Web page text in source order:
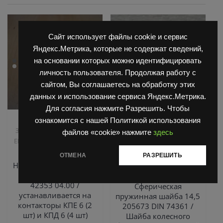
Сайт использует файлы cookie и сервис
Яндекс.Метрика, которые не содержат сведений,
на основании которых можно идентифицировать
личность пользователя. Продолжая работу с
сайтом, Вы соглашаетесь на обработку этих
данных и использование сервиса Яндекс.Метрика.
Для согласия нажмите Разрешить. Чтобы
ознакомится с нашей Политикой использования
файлов «cookie» нажмите здесь
ОТМЕНА РАЗРЕШИТЬ
Запчасти Балканкар ,
Запчасти ЕП 001 / ЕП 006 /
ЕП 011 / ЕС 301
ЕВ 687
Неподвижный контакт
42353 04.00 /
устанавливается на
контакторы КПЕ 6 (2
шт) и КПД 6 (4 шт)
Запчасти Балканкар,
Погрузчик ДВ 1661 , 1621
1794, 1784, 1786,Погрузчик
Сферическая
пружинная шайба 14,5
205673 DIN 74361 /
Шайба колесного